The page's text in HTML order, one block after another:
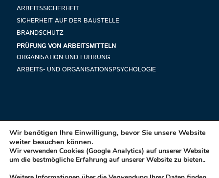
ARBEITSSICHERHEIT
SICHERHEIT AUF DER BAUSTELLE
BRANDSCHUTZ
PRÜFUNG VON ARBEITSMITTELN
ORGANISATION UND FÜHRUNG
ARBEITS- UND ORGANISATIONSPSYCHOLOGIE
WEITERBILDUNG BRINGT SIE WEITER!
Wir benötigen Ihre Einwilligung, bevor Sie unsere Website
weiter besuchen können.
Wir verwenden Cookies (Google Analytics) auf unserer Website
um die bestmögliche Erfahrung auf unserer Website zu bieten..